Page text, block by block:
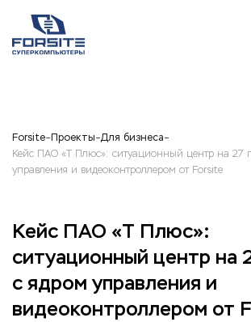
Forsite Проекты Для бизнеса
Кейс ПАО «Т Плюс»: ситуационный центр на 27
управления и видеоконтроллером от Forsite
Кейс ПАО «Т Плюс»:
ситуационный центр на
с ядром управления и
видеоконтроллером от